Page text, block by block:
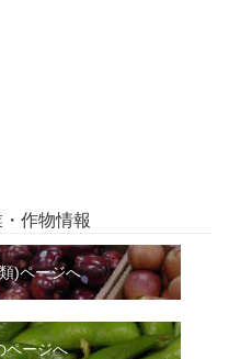
作物情報
)ページへ
ページへ